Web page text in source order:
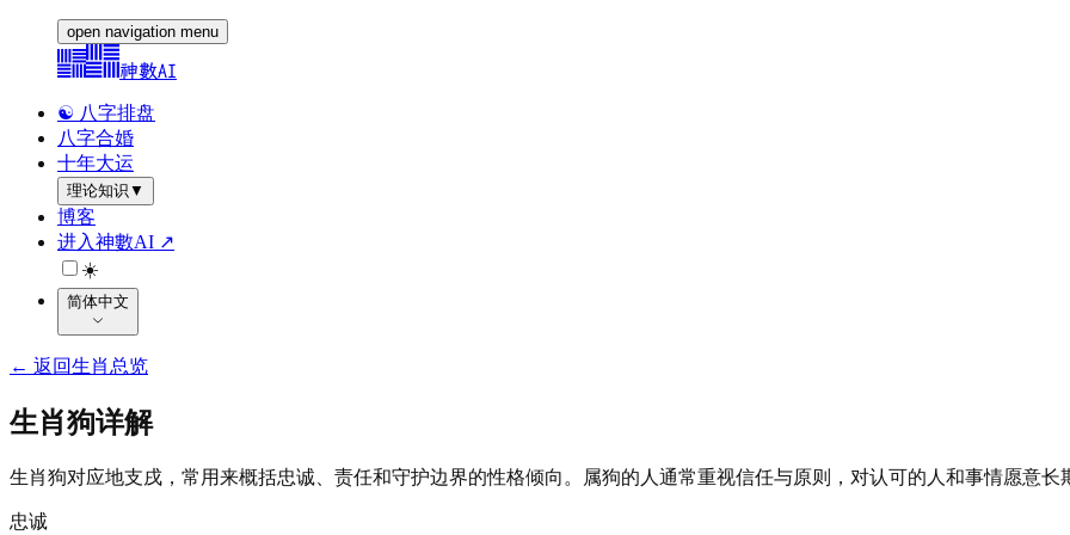
open navigation menu
神數AI
☯️ 八字排盘
八字合婚
十年大运
理论知识 ▼
博客
进入神數AI ↗
☀️
简体中文
← 返回生肖总览
生肖狗详解
生肖狗对应地支戌，常用来概括忠诚、责任和守护边界的性格倾向。属狗的人通常重视信任与原则，对认可的人和事情愿意长
忠诚